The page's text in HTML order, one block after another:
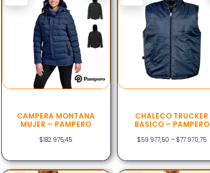
CAMPERA MONTANA
MUJER – PAMPERO
$182.975,45
CHALECO TRUCKER
BASICO – PAMPERO
$59.977,50 – $77.970,75